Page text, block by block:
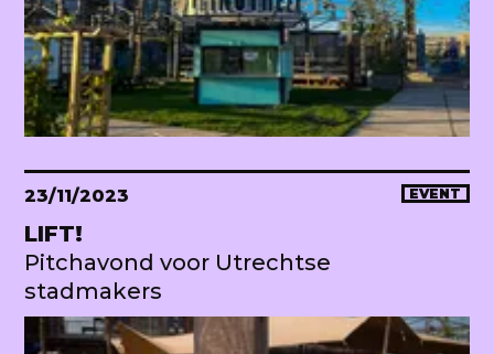
23/11/2023 EVENT
LIFT!
Pitchavond voor Utrechtse
stadmakers